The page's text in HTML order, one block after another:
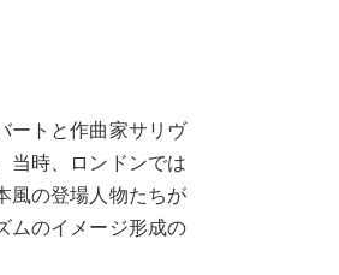
ートと作曲家サリヴ
当時、ロンドンでは
風の登場人物たちが
ムのイメージ形成の